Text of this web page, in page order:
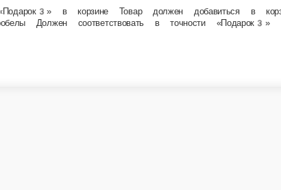
добавиться в корзину за 0 рублей Если товар не добавился